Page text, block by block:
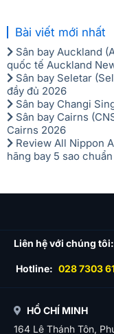
Bài viết mới nhất
Sân bay Auckland
quốc tế Auckland
Sân bay Seletar
đầy đủ 2026
Sân bay Changi
Sân bay Cairns
Cairns 2026
Review All Nippon
hãng bay 5 sao
Liên hệ với chúng tôi:
Hotline: 028 7303
HỒ CHÍ MINH
164 Lê Thánh Tôn,